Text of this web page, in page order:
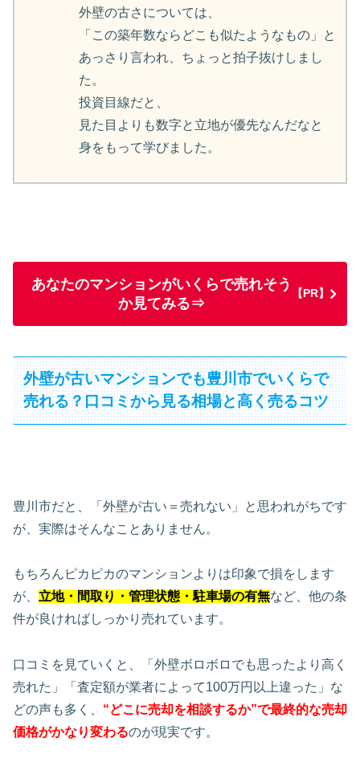
外壁の古さについては、
「この築年数ならどこも似たようなもの」と
あっさり言われ、ちょっと拍子抜けしまし
た。
投資目線だと、
見た目よりも数字と立地が優先なんだなと
身をもって学びました。
あなたのマンションがいくらで売れそう
か見てみる⇒
【PR】
外壁が古いマンションでも豊川市でいくらで
売れる？口コミから見る相場と高く売るコツ
豊川市だと、「外壁が古い＝売れない」と思われがちです
が、実際はそんなことありません。
もちろんピカピカのマンションよりは印象で損をします
が、 立地・間取り・管理状態・駐車場の有無など、他の条
件が良ければしっかり売れています。
口コミを見ていくと、「外壁ボロボロでも思ったより高く
売れた」「査定額が業者によって100万円以上違った」な
どの声も多く、 “どこに売却を相談するか”で最終的な売却
価格がかなり変わるのが現実です。